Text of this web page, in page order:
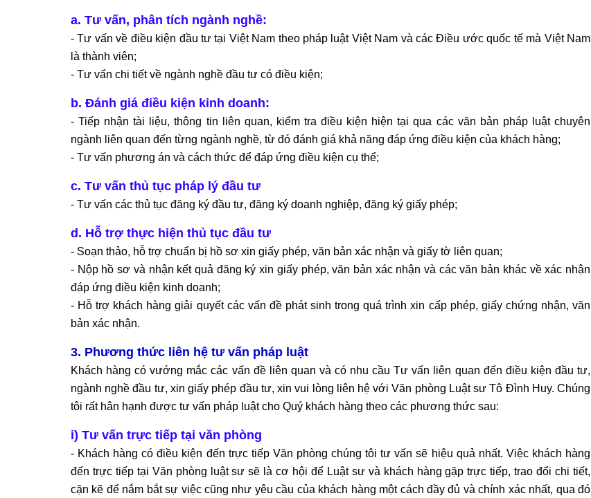
a. Tư vấn, phân tích ngành nghề:
- Tư vấn về điều kiện đầu tư tại Việt Nam theo pháp luật Việt Nam và các Điều ước quốc tế mà Việt Nam
là thành viên;
- Tư vấn chi tiết về ngành nghề đầu tư có điều kiện;
b. Đánh giá điều kiện kinh doanh:
- Tiếp nhận tài liệu, thông tin liên quan, kiểm tra điều kiện hiện tại qua các văn bản pháp luật chuyên
ngành liên quan đến từng ngành nghề, từ đó đánh giá khả năng đáp ứng điều kiện của khách hàng;
- Tư vấn phương án và cách thức để đáp ứng điều kiện cụ thể;
c. Tư vấn thủ tục pháp lý đầu tư
- Tư vấn các thủ tục đăng ký đầu tư, đăng ký doanh nghiệp, đăng ký giấy phép;
d. Hỗ trợ thực hiện thủ tục đầu tư
- Soạn thảo, hỗ trợ chuẩn bị hồ sơ xin giấy phép, văn bản xác nhận và giấy tờ liên quan;
- Nộp hồ sơ và nhận kết quả đăng ký xin giấy phép, văn bản xác nhận và các văn bản khác về xác nhận
đáp ứng điều kiện kinh doanh;
- Hỗ trợ khách hàng giải quyết các vấn đề phát sinh trong quá trình xin cấp phép, giấy chứng nhận, văn
bản xác nhận.
3. Phương thức liên hệ tư vấn pháp luật
Khách hàng có vướng mắc các vấn đề liên quan và có nhu cầu Tư vấn liên quan đến điều kiện đầu tư,
ngành nghề đầu tư, xin giấy phép đầu tư, xin vui lòng liên hệ với Văn phòng Luật sư Tô Đình Huy. Chúng
tôi rất hân hạnh được tư vấn pháp luật cho Quý khách hàng theo các phương thức sau:
i) Tư vấn trực tiếp tại văn phòng
- Khách hàng có điều kiện đến trực tiếp Văn phòng chúng tôi tư vấn sẽ hiệu quả nhất. Việc khách hàng
đến trực tiếp tại Văn phòng luật sư sẽ là cơ hội để Luật sư và khách hàng gặp trực tiếp, trao đổi chi tiết,
cặn kẽ để nắm bắt sự việc cũng như yêu cầu của khách hàng một cách đầy đủ và chính xác nhất, qua đó